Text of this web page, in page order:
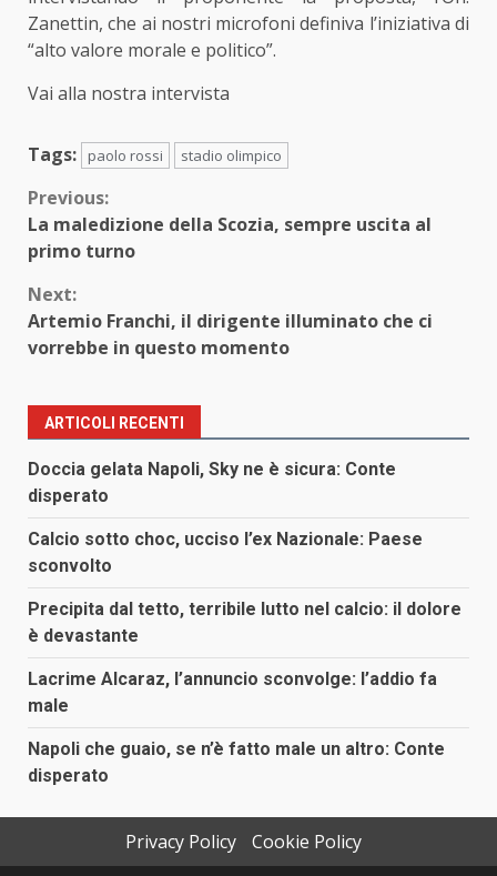
Zanettin, che ai nostri microfoni definiva l’iniziativa di
“alto valore morale e politico”.
Vai alla nostra intervista
Tags: paolo rossi stadio olimpico
Continue
Reading
Previous:
La maledizione della Scozia, sempre uscita al
primo turno
Next:
Artemio Franchi, il dirigente illuminato che ci
vorrebbe in questo momento
ARTICOLI RECENTI
Doccia gelata Napoli, Sky ne è sicura: Conte
disperato
Calcio sotto choc, ucciso l’ex Nazionale: Paese
sconvolto
Precipita dal tetto, terribile lutto nel calcio: il dolore
è devastante
Lacrime Alcaraz, l’annuncio sconvolge: l’addio fa
male
Napoli che guaio, se n’è fatto male un altro: Conte
disperato
Privacy Policy Cookie Policy